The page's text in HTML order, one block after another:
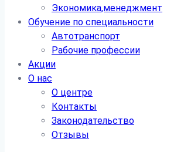
Экономика,менеджмент
Обучение по специальности
Автотранспорт
Рабочие профессии
Акции
О нас
О центре
Контакты
Законодательство
Отзывы